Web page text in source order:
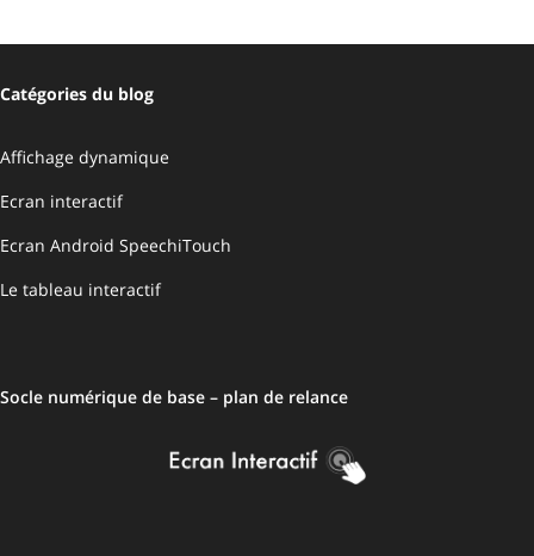
Catégories du blog
Affichage dynamique
Ecran interactif
Ecran Android SpeechiTouch
Le tableau interactif
Socle numérique de base – plan de relance